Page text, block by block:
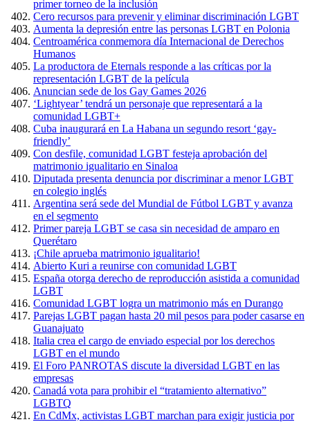
primer torneo de la inclusión
Cero recursos para prevenir y eliminar discriminación LGBT
Aumenta la depresión entre las personas LGBT en Polonia
Centroamérica conmemora día Internacional de Derechos
Humanos
La productora de Eternals responde a las críticas por la
representación LGBT de la película
Anuncian sede de los Gay Games 2026
‘Lightyear’ tendrá un personaje que representará a la
comunidad LGBT+
Cuba inaugurará en La Habana un segundo resort ‘gay-
friendly’
Con desfile, comunidad LGBT festeja aprobación del
matrimonio igualitario en Sinaloa
Diputada presenta denuncia por discriminar a menor LGBT
en colegio inglés
Argentina será sede del Mundial de Fútbol LGBT y avanza
en el segmento
Primer pareja LGBT se casa sin necesidad de amparo en
Querétaro
¡Chile aprueba matrimonio igualitario!
Abierto Kuri a reunirse con comunidad LGBT
España otorga derecho de reproducción asistida a comunidad
LGBT
Comunidad LGBT logra un matrimonio más en Durango
Parejas LGBT pagan hasta 20 mil pesos para poder casarse en
Guanajuato
Italia crea el cargo de enviado especial por los derechos
LGBT en el mundo
El Foro PANROTAS discute la diversidad LGBT en las
empresas
Canadá vota para prohibir el “tratamiento alternativo”
LGBTQ
En CdMx, activistas LGBT marchan para exigir justicia por